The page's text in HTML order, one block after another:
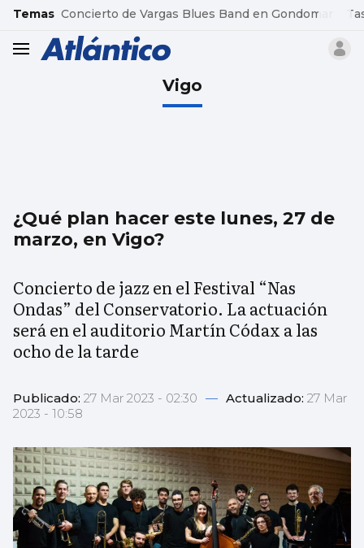
common.go-to-content
Temas Concierto de Vargas Blues Band en Gondomar
header.menu.open
Vigo
¿Qué plan hacer este lunes, 27 de
marzo, en Vigo?
Concierto de jazz en el Festival “Nas
Ondas” del Conservatorio. La actuación
será en el auditorio Martín Códax a las
ocho de la tarde
Publicado: 27 Mar 2023 - 02:30 — Actualizado: 27 Mar
2023 - 10:58